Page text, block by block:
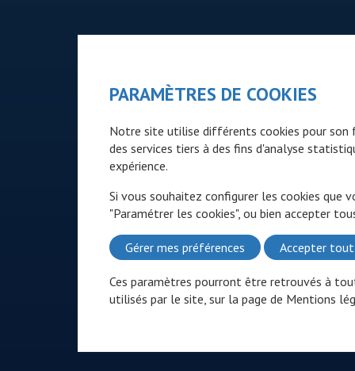
PARAMÈTRES DE COOKIES
Notre site utilise différents cookies pour son
des services tiers à des fins d'analyse
expérience.
Si vous souhaitez configurer les cookies que
"Paramétrer les cookies", ou bien accepter
Gérer mes préférences Accepter tout
Ces paramètres pourront être retrouvés à
utilisés par le site, sur la page de Mentions